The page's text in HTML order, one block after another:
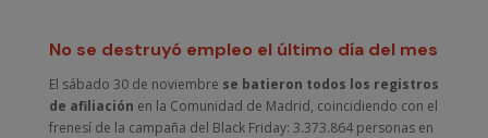
No se destruyó empleo el último día del mes
El sábado 30 de noviembre se batieron todos los registros
de afiliación en la Comunidad de Madrid, coincidiendo con el
frenesí de la campaña del Black Friday: 3.373.864 personas en